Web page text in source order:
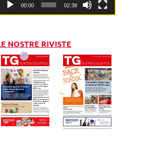
00:00 02:38
NOSTRE RIVISTE